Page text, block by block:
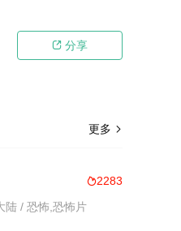
 分享
更多 
2283
陆 / 恐怖,恐怖片